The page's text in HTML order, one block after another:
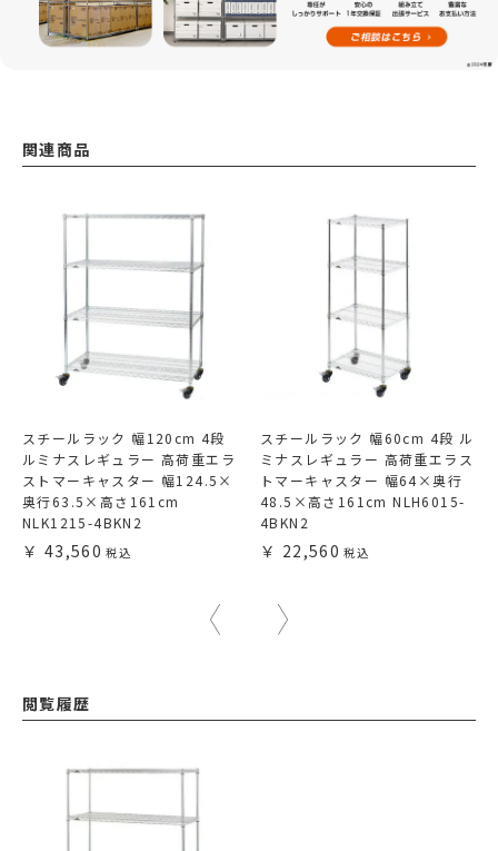
関連商品
スチールラック 幅120cm 4段
ルミナスレギュラー 高荷重エラ
ストマーキャスター 幅124.5×
奥行63.5×高さ161cm
NLK1215-4BKN2
43,560
スチールラック 幅60cm 4段 ル
ミナスレギュラー 高荷重エラス
トマーキャスター 幅64×奥行
48.5×高さ161cm NLH6015-
4BKN2
22,560
閲覧履歴